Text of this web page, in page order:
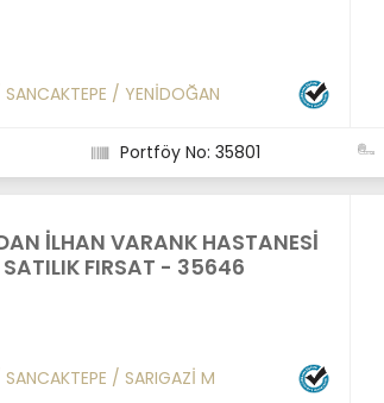
SANCAKTEPE / YENİDOĞAN
Portföy No: 35801
İLHAN VARANK HASTANESİ
SATILIK FIRSAT - 35646
SANCAKTEPE / SARIGAZİ M